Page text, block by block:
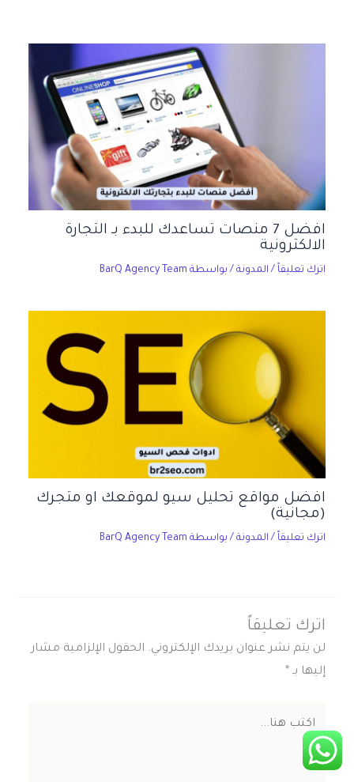
افضل 7 منصات تساعدك للبدء بـ التجارة
الالكترونية
اترك تعليقاً / المدونة / بواسطة BarQ Agency Team
افضل مواقع تحليل سيو لموقعك او متجرك
(مجانية)
اترك تعليقاً / المدونة / بواسطة BarQ Agency Team
اترك تعليقاً
لن يتم نشر عنوان بريدك الإلكتروني. الحقول الإلزامية مشار
إليها بـ *
هنا...